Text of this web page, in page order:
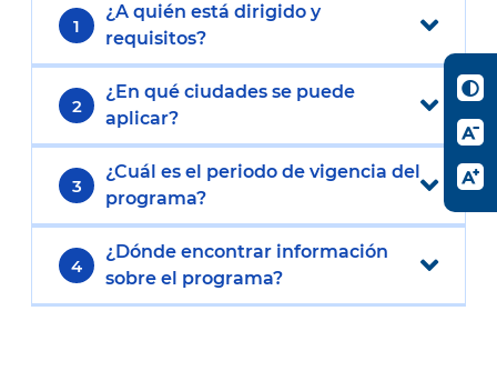
1
¿A quién está dirigido y
requisitos?
2
¿En qué ciudades se puede
aplicar?
3
¿Cuál es el periodo de vigencia del
programa?
4
¿Dónde encontrar información
sobre el programa?